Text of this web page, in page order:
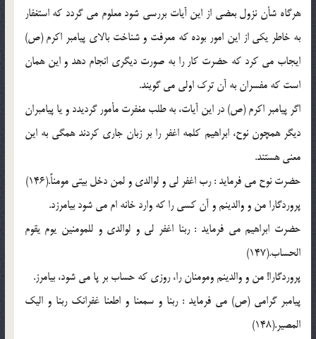
هرگاه شأن نزول بعضي از اين آيات بررسي شود معلوم مي گردد كه استغفار
به خاطر يكي از اين امور بوده كه معرفت و شناخت بالاي پيامبر اكرم (ص)
ايجاب مي كرد كه حضرت كار را به صورت ديگري انجام دهد و اين همان
است كه مفسران به آن ترك اولي مي گويند.
اگر پيامبر اكرم (ص) در اين آيات، به طلب مغفرت مأمور گرديدد و يا پيامبران
ديگر همچون نوح، ابراهيم كلمه اغفر را بر زبان جاري كردند همگي به اين
معني هستند.
حضرت نوح مي فرمايد : رب اغفر لي و لوالدي و لمن دخل بيتي مومناً.(146)
پروردگارا من و والدينم و آن كسي را كه وارد خانه ام مي شود بيامرزد.
حضرت ابراهيم مي فرمايد : ربنا اغفر لي و لوالدي و للمومنين يوم يقوم
الحساب.(147)
پروردگارا! من و والدينم ومومنان را، روزي كه حساب بر پا مي شود، بيامرز.
پيامبر گرامي (ص) مي فرمايد : ربنا و سمعنا و اطعنا غفرانك ربنا و اليك
المصير.(148)